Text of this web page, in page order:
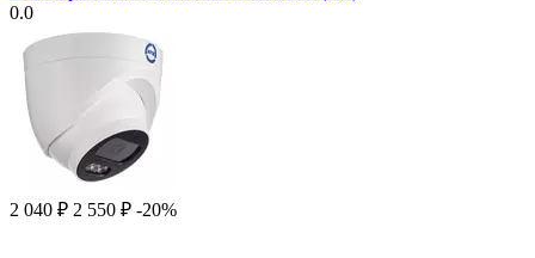
0.0
2 040 ₽ 2 550 ₽ -20%